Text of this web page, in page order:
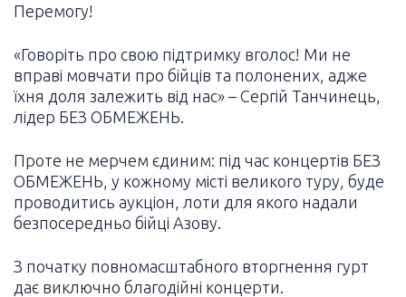
Перемогу!
«Говоріть про свою підтримку вголос! Ми не
вправі мовчати про бійців та полонених, адже
їхня доля залежить від нас» – Сергій Танчинець,
лідер БЕЗ ОБМЕЖЕНЬ.
Проте не мерчем єдиним: під час концертів БЕЗ
ОБМЕЖЕНЬ, у кожному місті великого туру, буде
проводитись аукціон, лоти для якого надали
безпосередньо бійці Азову.
З початку повномасштабного вторгнення гурт
дає виключно благодійні концерти.